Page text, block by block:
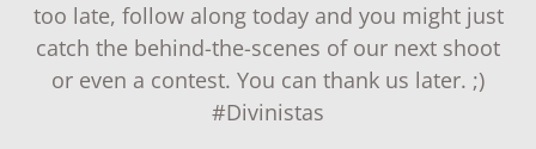
too late, follow along today and you might just
catch the behind-the-scenes of our next shoot
or even a contest. You can thank us later. ;)
#Divinistas